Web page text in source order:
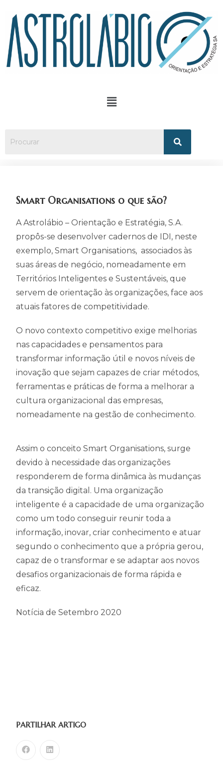
Smart Organisations o que são?
A Astrolábio – Orientação e Estratégia, S.A.
propôs-se desenvolver cadernos de IDI, neste
exemplo, Smart Organisations, associados às
suas áreas de negócio, nomeadamente em
Territórios Inteligentes e Sustentáveis, que
servem de orientação às organizações, face aos
atuais fatores de competitividade.
O novo contexto competitivo exige melhorias
nas capacidades e pensamentos para
transformar informação útil e novos níveis de
inovação que sejam capazes de criar métodos,
ferramentas e práticas de forma a melhorar a
cultura organizacional das empresas,
nomeadamente na gestão de conhecimento.
Assim o conceito Smart Organisations, surge
devido à necessidade das organizações
responderem de forma dinâmica às mudanças
da transição digital. Uma organização
inteligente é a capacidade de uma organização
como um todo conseguir reunir toda a
informação, inovar, criar conhecimento e atuar
segundo o conhecimento que a própria gerou,
capaz de o transformar e se adaptar aos novos
desafios organizacionais de forma rápida e
eficaz.
Notícia de Setembro 2020
PARTILHAR ARTIGO